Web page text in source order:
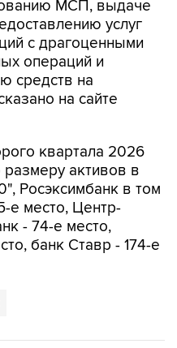
МСП, выдаче
услуг
с драгоценными
операций и
средств на
на сайте
квартала 2026
размеру активов в
Росэксимбанк в том
е место, Центр-
- 74-е место,
банк Ставр - 174-е